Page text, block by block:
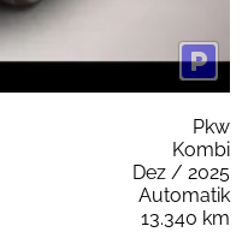
Pkw
Kombi
Dez / 2025
Automatik
13.340 km